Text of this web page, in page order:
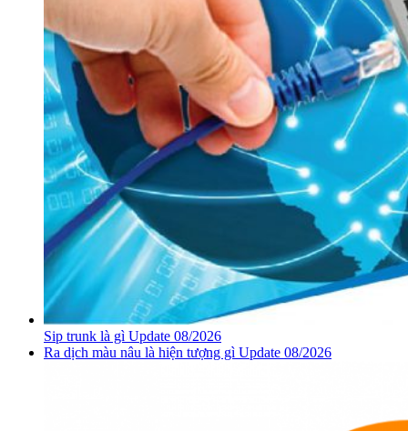
Sip trunk là gì Update 08/2026
Ra dịch màu nâu là hiện tượng gì Update 08/2026